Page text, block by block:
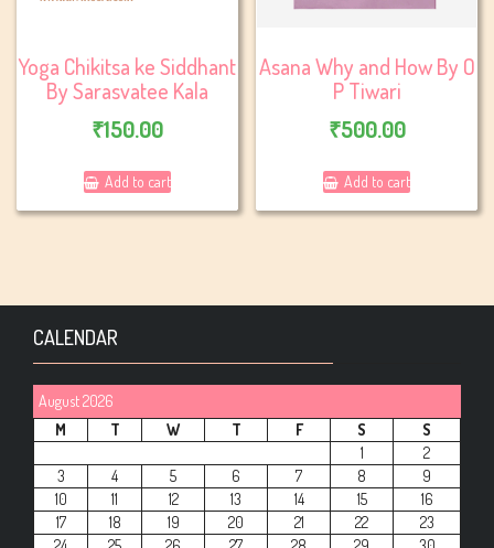
Yoga Chikitsa ke Siddhant
By Sarasvatee Kala
₹150.00
Add to cart
Asana Why and How By O
P Tiwari
₹500.00
Add to cart
CALENDAR
August 2026
M
T W T F S
S
1
2
3
4 5 6 7 8
9
10
11 12 13 14 15
16
17
18 19 20 21 22
23